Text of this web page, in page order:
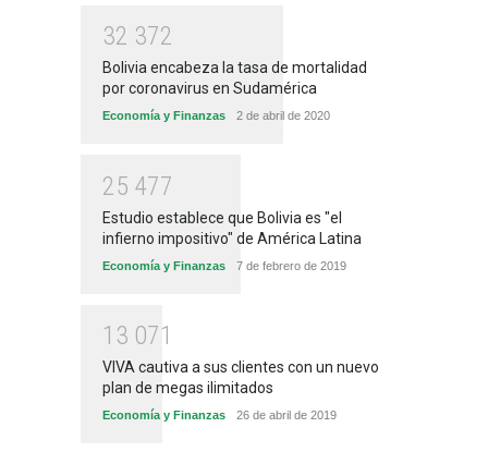
32 372
Bolivia encabeza la tasa de mortalidad
por coronavirus en Sudamérica
Economía y Finanzas 2 de abril de 2020
25 477
Estudio establece que Bolivia es "el
infierno impositivo" de América Latina
Economía y Finanzas 7 de febrero de 2019
1 3 071
VIVA cautiva a sus clientes con un nuevo
plan de megas ilimitados
Economía y Finanzas 26 de abril de 2019